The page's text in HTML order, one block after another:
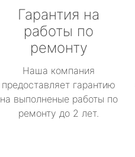
Гарантия на
работы по
ремонту
Наша компания
предоставляет гарантию
на выполненые работы по
ремонту до 2 лет.